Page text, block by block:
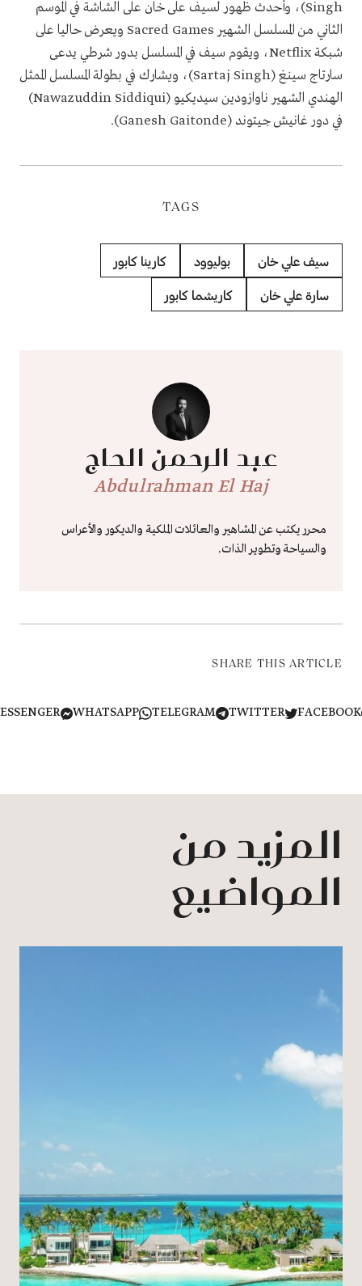
Singh)، وأحدث ظهور لسيف على خان على الشاشة في الموسم
الثاني من المسلسل الشهير Sacred Games ويعرض حاليا على
شبكة Netflix، ويقوم سيف في المسلسل بدور شرطي يدعى
سارتاج سينغ (Sartaj Singh)، ويشارك في بطولة المسلسل الممثل
الهندي الشهير ناوازودين سيديكيو (Nawazuddin Siddiqui)
في دور غانيش جيتوند (Ganesh Gaitonde).
TAGS
سيف علي خان بوليوود كارينا كابور
سارة علي خان كاريشما كابور
عبد الرحمن الحاج
Abdulrahman El Haj
محرر يكتب عن المشاهير والعائلات الملكية والديكور والأعراس
والسياحة وتطوير الذات.
SHARE THIS ARTICLE
TWITTER
TELEGRAM
WHATSAPP
MESSENGER
المزيد من
المواضيع